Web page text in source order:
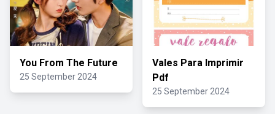
You From The Future
25 September 2024
Vales Para Imprimir
Pdf
25 September 2024